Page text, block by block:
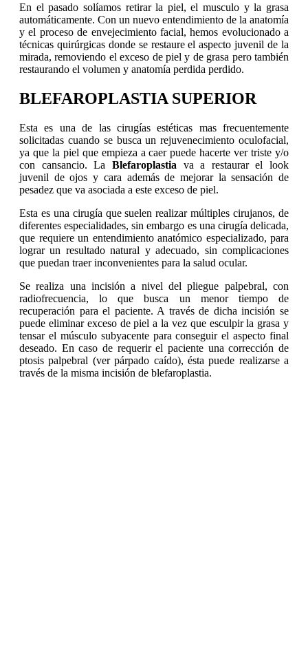
En el pasado solíamos retirar la piel, el musculo y la grasa
automáticamente. Con un nuevo entendimiento de la anatomía
y el proceso de envejecimiento facial, hemos evolucionado a
técnicas quirúrgicas donde se restaure el aspecto juvenil de la
mirada, removiendo el exceso de piel y de grasa pero también
restaurando el volumen y anatomía perdida perdido.
BLEFAROPLASTIA SUPERIOR
Esta es una de las cirugías estéticas mas frecuentemente
solicitadas cuando se busca un rejuvenecimiento oculofacial,
ya que la piel que empieza a caer puede hacerte ver triste y/o
con cansancio. La Blefaroplastia va a restaurar el look
juvenil de ojos y cara además de mejorar la sensación de
pesadez que va asociada a este exceso de piel.
Esta es una cirugía que suelen realizar múltiples cirujanos, de
diferentes especialidades, sin embargo es una cirugía delicada,
que requiere un entendimiento anatómico especializado, para
lograr un resultado natural y adecuado, sin complicaciones
que puedan traer inconvenientes para la salud ocular.
Se realiza una incisión a nivel del pliegue palpebral, con
radiofrecuencia, lo que busca un menor tiempo de
recuperación para el paciente. A través de dicha incisión se
puede eliminar exceso de piel a la vez que esculpir la grasa y
tensar el músculo subyacente para conseguir el aspecto final
deseado. En caso de requerir el paciente una corrección de
ptosis palpebral (ver párpado caído), ésta puede realizarse a
través de la misma incisión de blefaroplastia.